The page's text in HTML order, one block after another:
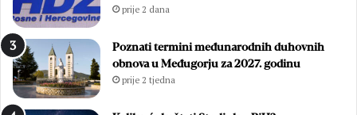
S
t
prije 2 dana
Poznati termini međunarodnih duhovnih
obnova u Međugorju za 2027. godinu
prije 2 tjedna